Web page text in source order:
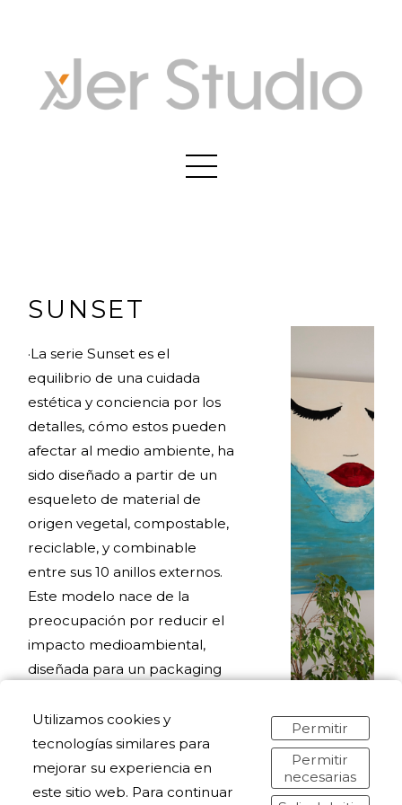
SUNSET
·La serie Sunset es el
equilibrio de una cuidada
estética y conciencia por los
detalles, cómo estos pueden
afectar al medio ambiente, ha
sido diseñado a partir de un
esqueleto de material de
origen vegetal, compostable,
reciclable, y combinable
entre sus 10 anillos externos.
Este modelo nace de la
preocupación por reducir el
impacto medioambiental,
diseñada para un packaging
consumo de recursos.
Utilizamos cookies y
tecnologías similares para
mejorar su experiencia en
este sitio web. Para continuar
Permitir
Permitir
necesarias